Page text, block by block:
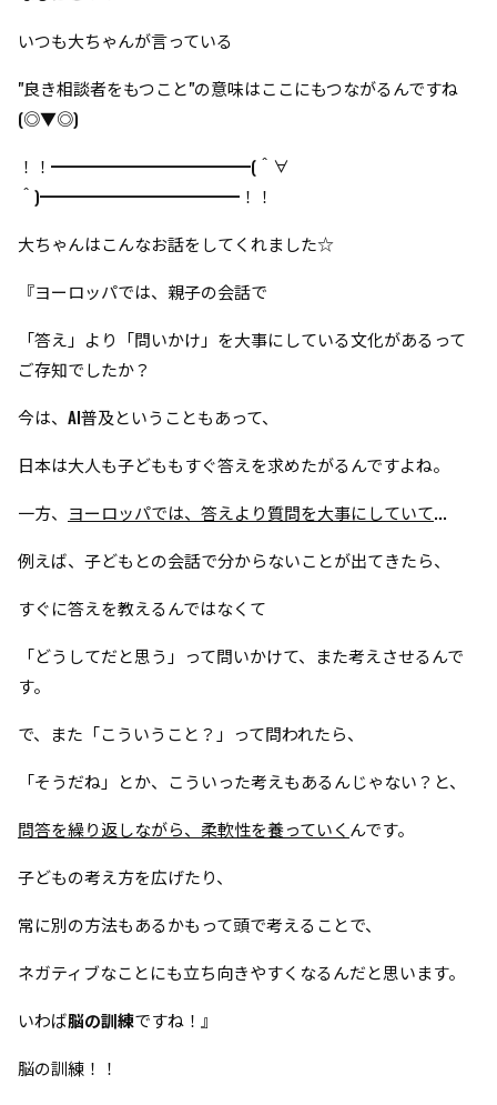
いつも大ちゃんが言っている
"良き相談者をもつこと"の意味はここにもつながるんですね
(◎▼◎)
！！━━━━━━━━━━━━(＾∀
＾)━━━━━━━━━━━━！！
大ちゃんはこんなお話をしてくれました☆
『ヨーロッパでは、親子の会話で
「答え」より「問いかけ」を大事にしている文化があるって
ご存知でしたか？
今は、AI普及ということもあって、
日本は大人も子どももすぐ答えを求めたがるんですよね。
一方、 ヨーロッパでは、答えより質問を大事にしていて...
例えば、子どもとの会話で分からないことが出てきたら、
すぐに答えを教えるんではなくて
「どうしてだと思う」って問いかけて、また考えさせるんで
す。
で、また「こういうこと？」って問われたら、
「そうだね」とか、こういった考えもあるんじゃない？と、
問答を繰り返しながら、柔軟性を養っていく んです。
子どもの考え方を広げたり、
常に別の方法もあるかもって頭で考えることで、
ネガティブなことにも立ち向きやすくなるんだと思います。
いわば脳の訓練ですね！』
脳の訓練！！